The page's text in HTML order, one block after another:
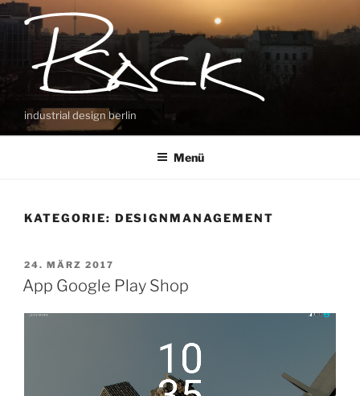
Zum
Inhalt
industrial design berlin
Menü
KATEGORIE: DESIGNMANAGEMENT
VERÖFFENTLICHT
AM
24. MÄRZ 2017
App Google Play Shop